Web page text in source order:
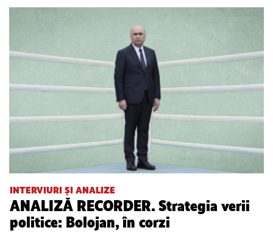
INTERVIURI ȘI ANALIZE
ANALIZĂ RECORDER. Strategia verii
politice: Bolojan, în corzi